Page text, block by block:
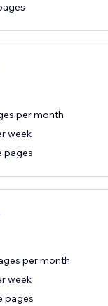
per month
week
pages
per month
week
pages